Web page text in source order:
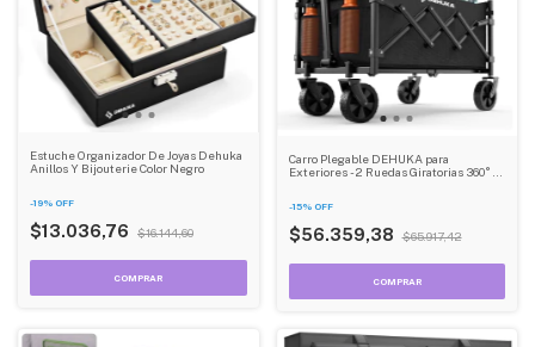
Estuche Organizador De Joyas Dehuka
Anillos Y Bijouterie Color Negro
-19% OFF
$13.036,76 $16.144,60
Carro Plegable DEHUKA para
Exteriores -2 Ruedas Giratorias 360° 2
-15% OFF
$56.359,38 $65.917,42